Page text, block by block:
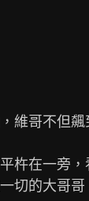
維哥不但
杵在一旁
切的大哥哥